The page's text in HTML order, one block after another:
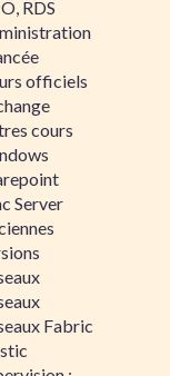
RDS
officiels
cours
Server
Fabric